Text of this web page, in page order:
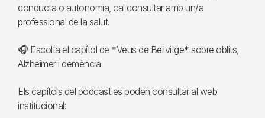
conducta o autonomia, cal consultar amb un/a
professional de la salut.
🎧 Escolta el capítol de *Veus de Bellvitge* sobre oblits,
Alzheimer i demència
Els capítols del pòdcast es poden consultar al web
institucional: